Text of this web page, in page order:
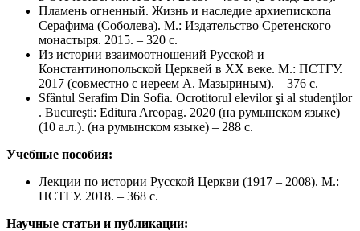
Пламень огненный. Жизнь и наследие архиепископа
Серафима (Соболева). М.: Издательство Сретенского
монастыря. 2015. – 320 с.
Из истории взаимоотношений Русской и
Константинопольской Церквей в ХХ веке. М.: ПСТГУ.
2017 (совместно с иереем А. Мазыриным). – 376 с.
Sfântul Serafim Din Sofia. Ocrotitorul elevilor şi al studenţilor
. Bucureşti: Editura Areopag. 2020 (на румынском языке)
(10 а.л.). (на румынском языке) – 288 с.
Учебные пособия:
Лекции по истории Русской Церкви (1917 – 2008). М.:
ПСТГУ. 2018. – 368 с.
Научные статьи и публикации: